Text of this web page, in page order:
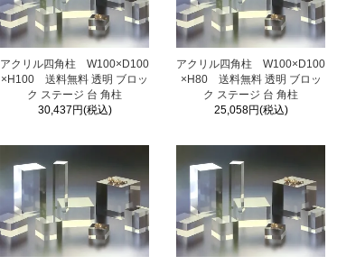
アクリル四角柱 W100×D100
×H100 送料無料 透明 ブロッ
ク ステージ 台 角柱
30,437円(税込)
アクリル四角柱 W100×D100
×H80 送料無料 透明 ブロッ
ク ステージ 台 角柱
25,058円(税込)